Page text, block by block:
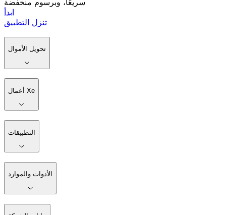
سريعًا، وبرسوم منخفضة
ابدأ
تنزل التطبيق
تحويل الأموال
أعمال Xe
التطبيقات
الأدوات والموارد